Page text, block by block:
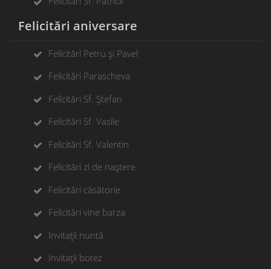
Felicitări aniversare
Felicitări Petru și Pavel
Felicitări Parascheva
Felicitări Sf. Ștefan
Felicitări Sf. Vasile
Felicitări Sf. Valentin
Felicitări zi de naștere
Felicitări căsătorie
Felicitări vine barza
Invitații nuntă
Invitații botez